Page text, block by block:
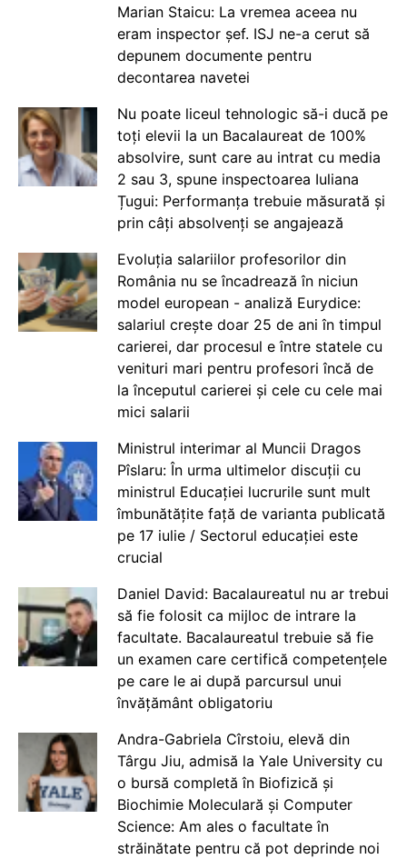
Marian Staicu: La vremea aceea nu
eram inspector șef. ISJ ne-a cerut să
depunem documente pentru
decontarea navetei
Nu poate liceul tehnologic să-i ducă pe
toți elevii la un Bacalaureat de 100%
absolvire, sunt care au intrat cu media
2 sau 3, spune inspectoarea Iuliana
Țugui: Performanța trebuie măsurată și
prin câți absolvenți se angajează
Evoluția salariilor profesorilor din
România nu se încadrează în niciun
model european - analiză Eurydice:
salariul crește doar 25 de ani în timpul
carierei, dar procesul e între statele cu
venituri mari pentru profesori încă de
la începutul carierei și cele cu cele mai
mici salarii
Ministrul interimar al Muncii Dragos
Pîslaru: În urma ultimelor discuții cu
ministrul Educației lucrurile sunt mult
îmbunătățite față de varianta publicată
pe 17 iulie / Sectorul educației este
crucial
Daniel David: Bacalaureatul nu ar trebui
să fie folosit ca mijloc de intrare la
facultate. Bacalaureatul trebuie să fie
un examen care certifică competențele
pe care le ai după parcursul unui
învățământ obligatoriu
Andra-Gabriela Cîrstoiu, elevă din
Târgu Jiu, admisă la Yale University cu
o bursă completă în Biofizică și
Biochimie Moleculară și Computer
Science: Am ales o facultate în
străinătate pentru că pot deprinde noi